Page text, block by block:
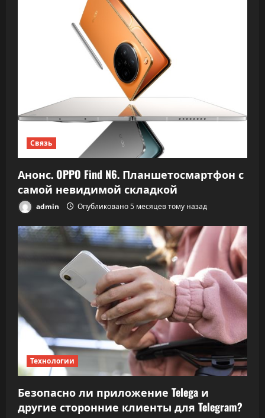
Связь
Анонс. OPPO Find N6. Планшетосмартфон с
самой невидимой складкой
admin Опубликовано 5 месяцев тому назад
Технологии
Безопасно ли приложение Telega и
другие сторонние клиенты для Telegram?